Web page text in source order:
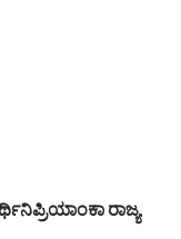
ರಾಜ್ಯ